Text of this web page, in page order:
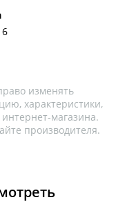
изменять
характеристики,
магазина.
производителя.